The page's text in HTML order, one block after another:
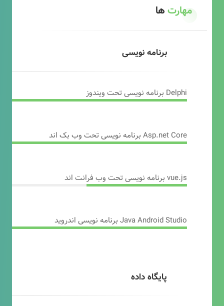
مهارتها
برنامه نویسی
Delphi برنامه نویسی تحت ویندوز
Asp.net Core برنامه نویسی تحت وب بک اند
vue.js برنامه نویسی تحت وب فرانت اند
Java Android Studio برنامه نویسی اندروید
پایگاه داده